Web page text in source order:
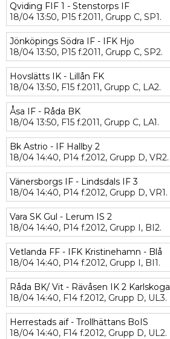
Qviding FIF 1 - Stenstorps IF
18/04 13:50, P15 f.2011, Grupp C, SP1.
Jönköpings Södra IF - IFK Hjo
18/04 13:50, P15 f.2011, Grupp C, SP2.
Hovslätts IK - Lillån FK
18/04 13:50, F15 f.2011, Grupp C, LA2.
Åsa IF - Råda BK
18/04 13:50, F15 f.2011, Grupp C, LA1.
Bk Astrio - IF Hallby 2
18/04 14:40, P14 f.2012, Grupp D, VR2.
Vänersborgs IF - Lindsdals IF 3
18/04 14:40, P14 f.2012, Grupp D, VR1.
Vara SK Gul - Lerum IS 2
18/04 14:40, P14 f.2012, Grupp I, BI2.
Vetlanda FF - IFK Kristinehamn - Blå
18/04 14:40, P14 f.2012, Grupp I, BI1.
Råda BK/ Vit - Rävåsen IK 2 Karlskoga
18/04 14:40, F14 f.2012, Grupp D, UL3.
Herrestads aif - Trollhättans BoIS
18/04 14:40, F14 f.2012, Grupp D, UL2.